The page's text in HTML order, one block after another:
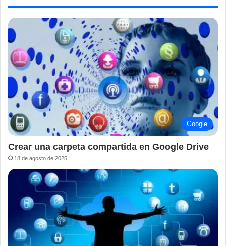
Google
Crear una carpeta compartida en Google Drive
18 de agosto de 2025